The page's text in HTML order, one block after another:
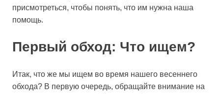
присмотреться, чтобы понять, что им нужна наша
помощь.
Первый обход: Что ищем?
Итак, что же мы ищем во время нашего весеннего
обхода? В первую очередь, обращайте внимание на